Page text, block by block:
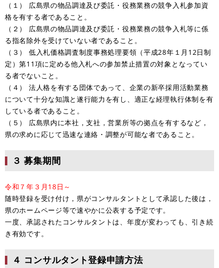
（１） 広島県の物品調達及び委託・役務業務の競争入札参加資
格を有する者であること。
（２） 広島県の物品調達及び委託・役務業務の競争入札等に係
る指名除外を受けていない者であること。
（３） 低入札価格調査制度事務処理要領（平成28年１月12日制
定）第11項に定める他入札への参加禁止措置の対象となってい
る者でないこと。
（４） 法人格を有する団体であって、企業の新卒採用活動業務
について十分な知識と遂行能力を有し、適正な経理執行体制を有
している者であること。
（５） 広島県内に本社，支社，営業所等の拠点を有するなど，
県の求めに応じて迅速な連絡・調整が可能な者であること。
３ 募集期間
令和７年３月18日～
随時登録を受け付け，県がコンサルタントとして承認した後は，
県のホームページ等で速やかに公表する予定です。
一度、承認されたコンサルタントは、年度が変わっても、引き続
き有効です。
４ コンサルタント登録申請方法